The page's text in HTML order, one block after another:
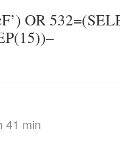
OR
41 min